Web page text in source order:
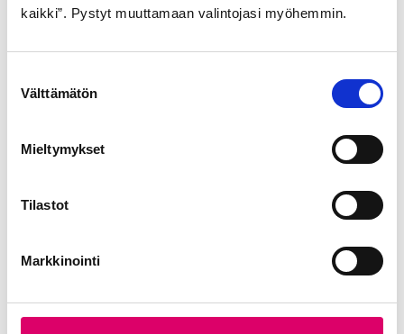
kaikki”. Pystyt muuttamaan valintojasi myöhemmin.
Välttämätön
Mieltymykset
Tilastot
Markkinointi
1.199,00€
Alkuperäinen
1.049,00 €
Nykyinen
Malli
Miehet (6)
Osastot